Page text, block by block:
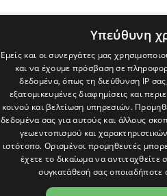
Υπεύθυνη
Εμείς και οι συνεργάτες μας
και να έχουμε πρόσβαση σε
δεδομένα, όπως τη διεύθυνση IP
εξατομικευμένες διαφημίσεις και
κοινού και βελτίωση υπηρεσιών.
δεδομένα σας για αυτούς και άλλους
γεωεντοπισμού και
ιστότοπο. Ορισμένοι προμηθευτές
έχετε το δικαίωμα να αντιταχθείτε
συγκατάθεσή σας οποιαδήποτε